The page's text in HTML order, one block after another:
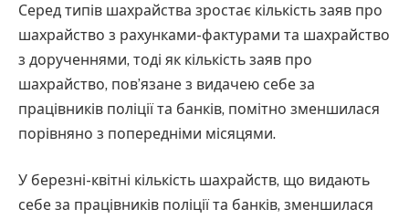
Серед типів шахрайства зростає кількість заяв про
шахрайство з рахунками-фактурами та шахрайство
з дорученнями, тоді як кількість заяв про
шахрайство, пов’язане з видачею себе за
працівників поліції та банків, помітно зменшилася
порівняно з попередніми місяцями.
У березні-квітні кількість шахрайств, що видають
себе за працівників поліції та банків, зменшилася